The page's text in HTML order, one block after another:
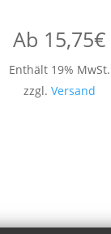
Ab 15,75€
Enthält 19% MwSt.
zzgl. Versand